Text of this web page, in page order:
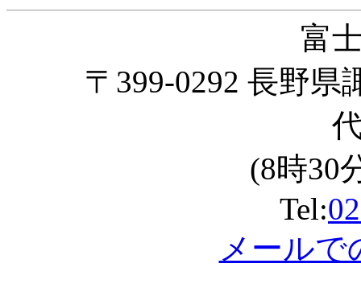
富
〒399-0292 長野県
(8時30
Tel:
メールで